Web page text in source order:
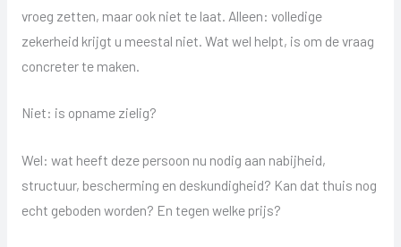
vroeg zetten, maar ook niet te laat. Alleen: volledige
zekerheid krijgt u meestal niet. Wat wel helpt, is om de vraag
concreter te maken.
Niet: is opname zielig?
Wel: wat heeft deze persoon nu nodig aan nabijheid,
structuur, bescherming en deskundigheid? Kan dat thuis nog
echt geboden worden? En tegen welke prijs?